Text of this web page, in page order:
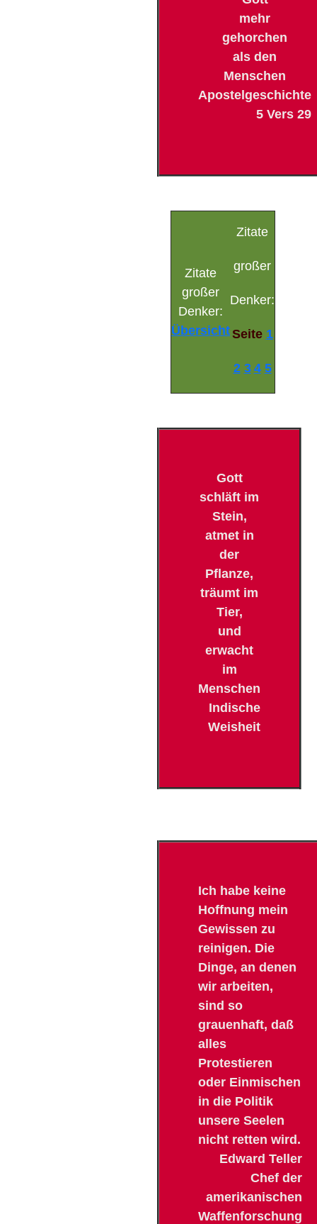
mehr
gehorchen
als den
Menschen
Apostelgeschichte
5 Vers 29
Zitate
großer
Denker:
Übersicht
Zitate
großer
Denker:
Seite 1
2 3 4 5
Gott
schläft im
Stein,
atmet in
der
Pflanze,
träumt im
Tier,
und
erwacht
im
Menschen
Indische
Weisheit
Ich habe keine
Hoffnung mein
Gewissen zu
reinigen. Die
Dinge, an denen
wir arbeiten,
sind so
grauenhaft, daß
alles
Protestieren
oder Einmischen
in die Politik
unsere Seelen
nicht retten wird.
Edward Teller
Chef der
amerikanischen
Waffenforschung